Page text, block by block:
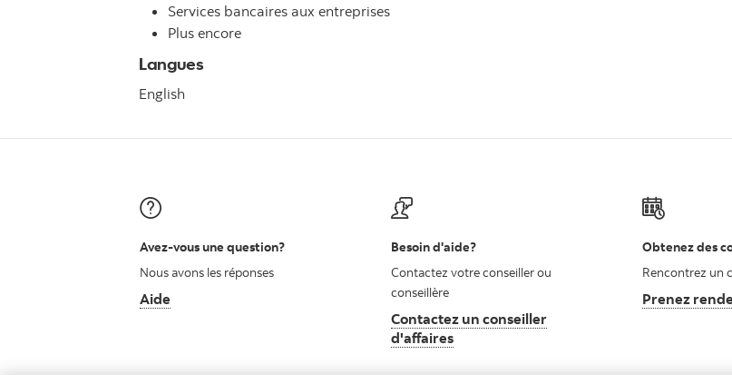
Services bancaires aux entreprises
Plus encore
Langues
English
Avez-vous une question?
Nous avons les réponses
Aide
Besoin d'aide?
Contactez votre conseiller ou
conseillère
Contactez un conseiller
d'affaires
Obtenez des
Rencontrez un
Prenez